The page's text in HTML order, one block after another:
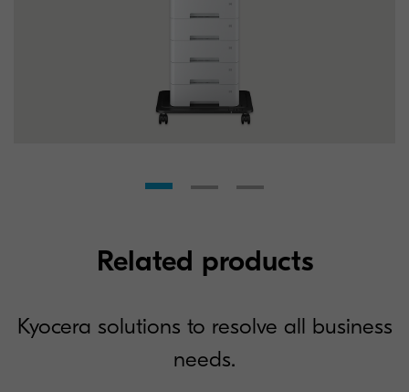
Related products
Kyocera solutions to resolve all business
needs.